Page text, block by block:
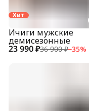
Хит
23 990 ₽36 900 ₽−35%
Ичиги мужские
демисезонные